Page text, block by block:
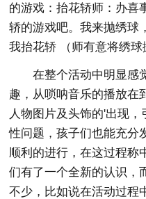
的游戏：抬花轿师：办喜
轿的游戏吧。我来抛绣球
我抬花轿 （师有意将绣球
在整个活动中明显感
趣，从唢呐音乐的播放在
人物图片及头饰的'出现
性问题，孩子们也能充分
顺利的进行，在这过程称
们有了一个全新的认识，
不少，比如说在活动过程